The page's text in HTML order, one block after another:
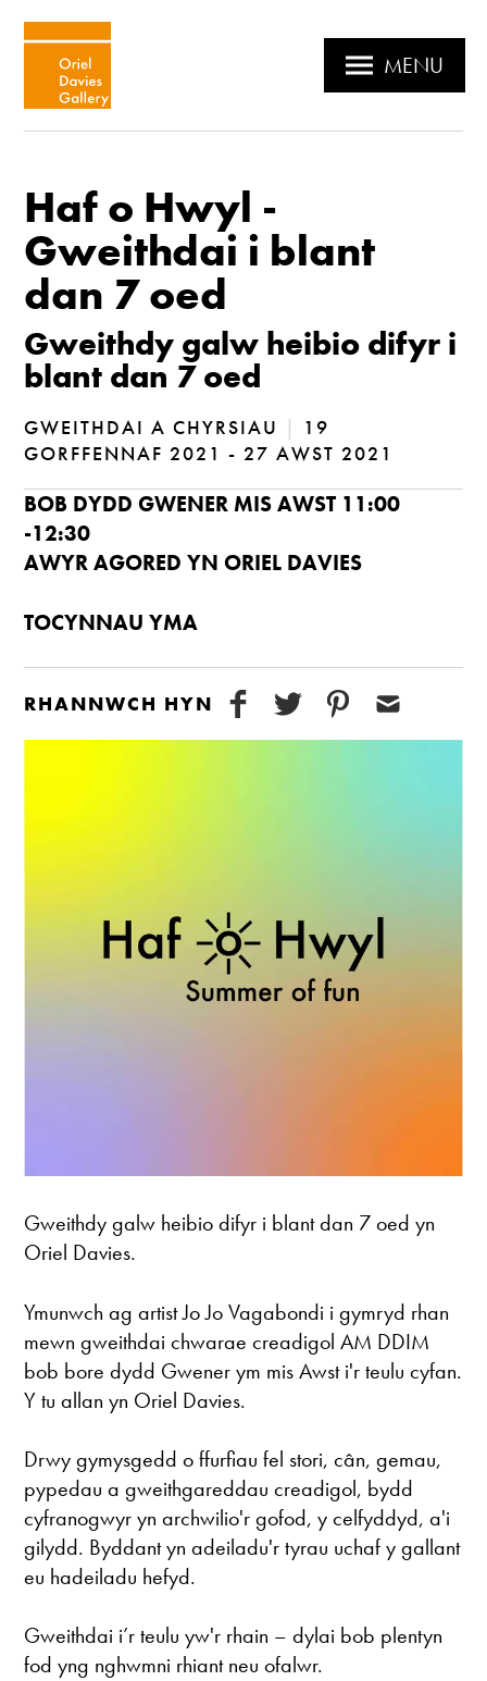
MENU
Haf o Hwyl -
Gweithdai i blant
dan 7 oed
Gweithdy galw heibio difyr i
blant dan 7 oed
GWEITHDAI A CHYRSIAU |
19
GORFFENNAF 2021 - 27 AWST 2021
BOB DYDD GWENER MIS AWST 11:00
-12:30
AWYR AGORED YN ORIEL DAVIES
TOCYNNAU YMA
RHANNWCH HYN
Gweithdy galw heibio difyr i blant dan 7 oed yn
Oriel Davies.
Ymunwch ag artist Jo Jo Vagabondi i gymryd rhan
mewn gweithdai chwarae creadigol AM DDIM
bob bore dydd Gwener ym mis Awst i'r teulu cyfan.
Y tu allan yn Oriel Davies.
Drwy gymysgedd o ffurfiau fel stori, cân, gemau,
pypedau a gweithgareddau creadigol, bydd
cyfranogwyr yn archwilio'r gofod, y celfyddyd, a'i
gilydd. Byddant yn adeiladu'r tyrau uchaf y gallant
eu hadeiladu hefyd.
Gweithdai i’r teulu yw'r rhain – dylai bob plentyn
fod yng nghwmni rhiant neu ofalwr.